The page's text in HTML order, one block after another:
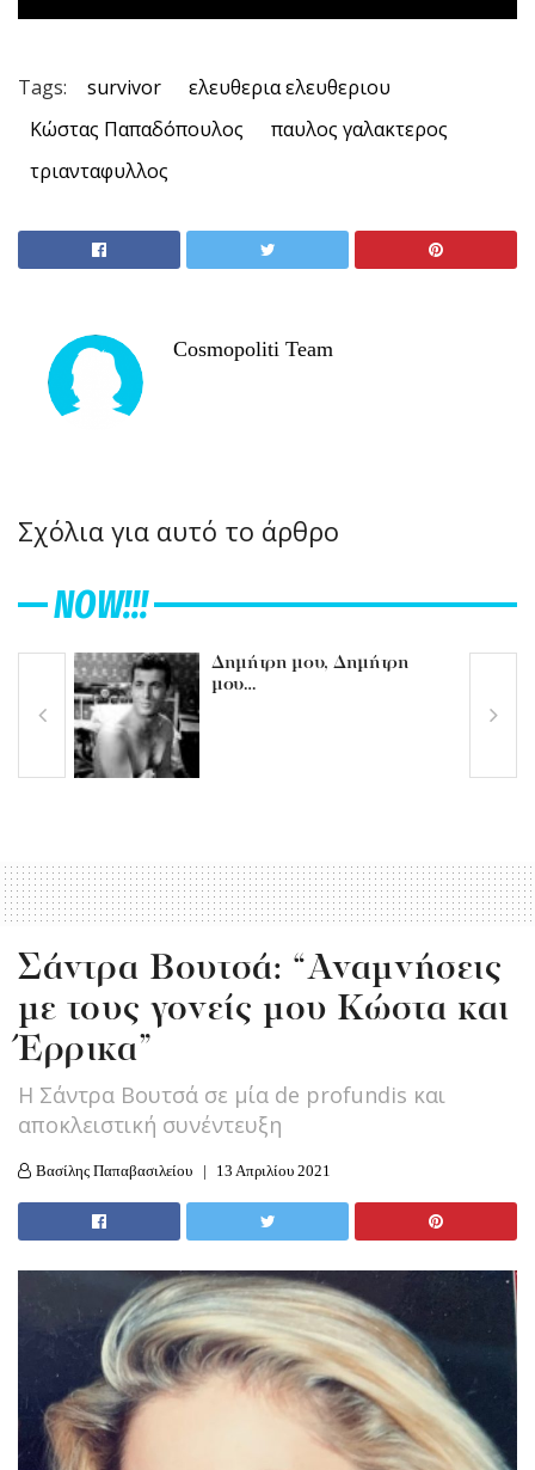
Tags: survivor
ελευθερια ελευθεριου
Κώστας Παπαδόπουλος
παυλος γαλακτερος
τριανταφυλλος
Cosmopoliti Team
Σχόλια για αυτό το άρθρο
NOW!!!
Δημήτρη μου, Δημήτρη
μου…
Σάντρα Βουτσά: “Αναμνήσεις
με τους γονείς μου Κώστα και
Έρρικα”
Η Σάντρα Βουτσά σε μία de profundis και
αποκλειστική συνέντευξη
Βασίλης Παπαβασιλείου 13 Απριλίου 2021